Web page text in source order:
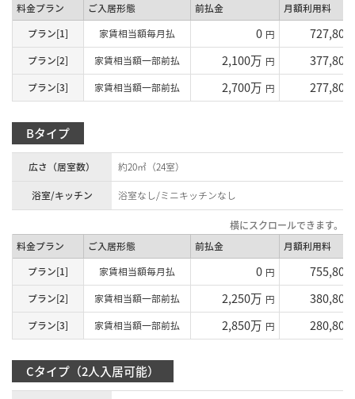
料金プラン ご入居形態 前払金
月額利用料
プラン[1]
家賃相当額毎月払 0 円 727,800
プラン[2]
家賃相当額一部前払 2,100万 円 377,800
プラン[3]
家賃相当額一部前払 2,700万 円 277,800
Bタイプ
広さ（居室数）
約20㎡（24室）
浴室/キッチン
浴室なし/ミニキッチンなし
料金プラン ご入居形態 前払金
月額利用料
プラン[1]
家賃相当額毎月払 0 円 755,800
プラン[2]
家賃相当額一部前払 2,250万 円 380,800
プラン[3]
家賃相当額一部前払 2,850万 円 280,800
Cタイプ（2人入居可能）